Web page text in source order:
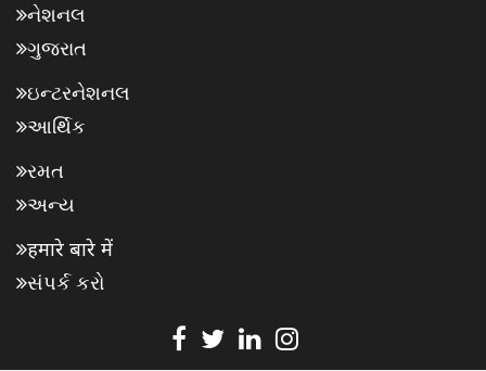
નેશનલ
ગુજરાત
ઇન્ટરનેશનલ
આર્થિક
રમત
અન્ય
हमारे बारे में
સંપર્ક કરો